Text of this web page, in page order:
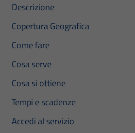
Descrizione
Copertura Geografica
Come fare
Cosa serve
Cosa si ottiene
Tempi e scadenze
Accedi al servizio